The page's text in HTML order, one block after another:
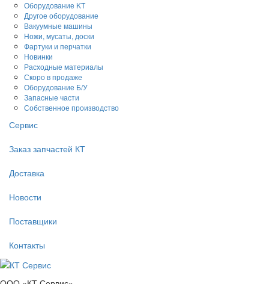
Оборудование KT
Другое оборудование
Вакуумные машины
Ножи, мусаты, доски
Фартуки и перчатки
Новинки
Расходные материалы
Скоро в продаже
Оборудование Б/У
Запасные части
Собственное производство
Сервис
Заказ запчастей КТ
Доставка
Новости
Поставщики
Контакты